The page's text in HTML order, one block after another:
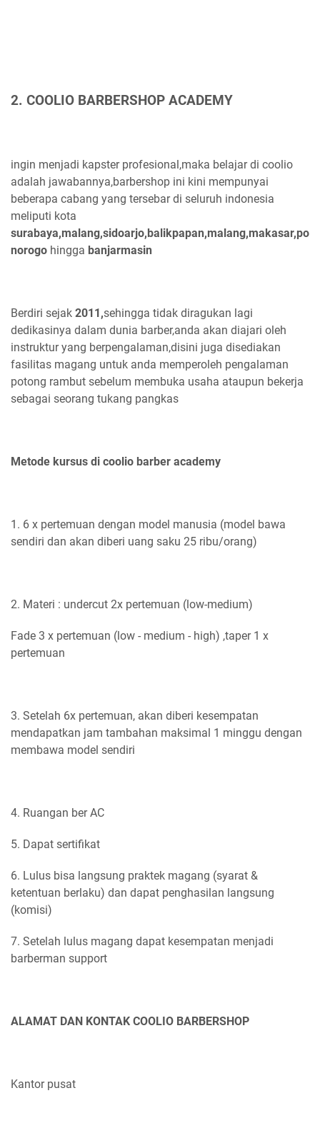
2. COOLIO BARBERSHOP ACADEMY
ingin menjadi kapster profesional,maka belajar di coolio
adalah jawabannya,barbershop ini kini mempunyai
beberapa cabang yang tersebar di seluruh indonesia
meliputi kota
surabaya,malang,sidoarjo,balikpapan,malang,makasar,po
norogo hingga banjarmasin
Berdiri sejak 2011,sehingga tidak diragukan lagi
dedikasinya dalam dunia barber,anda akan diajari oleh
instruktur yang berpengalaman,disini juga disediakan
fasilitas magang untuk anda memperoleh pengalaman
potong rambut sebelum membuka usaha ataupun bekerja
sebagai seorang tukang pangkas
Metode kursus di coolio barber academy
1. 6 x pertemuan dengan model manusia (model bawa
sendiri dan akan diberi uang saku 25 ribu/orang)
2. Materi : undercut 2x pertemuan (low-medium)
Fade 3 x pertemuan (low - medium - high) ,taper 1 x
pertemuan
3. Setelah 6x pertemuan, akan diberi kesempatan
mendapatkan jam tambahan maksimal 1 minggu dengan
membawa model sendiri
4. Ruangan ber AC
5. Dapat sertifikat
6. Lulus bisa langsung praktek magang (syarat &
ketentuan berlaku) dan dapat penghasilan langsung
(komisi)
7. Setelah lulus magang dapat kesempatan menjadi
barberman support
ALAMAT DAN KONTAK COOLIO BARBERSHOP
Kantor pusat